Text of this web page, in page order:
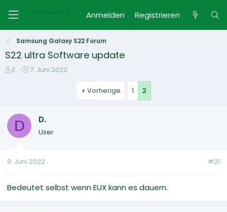
Anmelden Registrieren
Samsung Galaxy S22 Forum
S22 ultra Software update
E
e
E.
E
l
l
m
7. Juni 2022
Vorherige 1 2
D D.
User
9. Juni 2022 #21
Bedeutet selbst wenn EUX kann es dauern.